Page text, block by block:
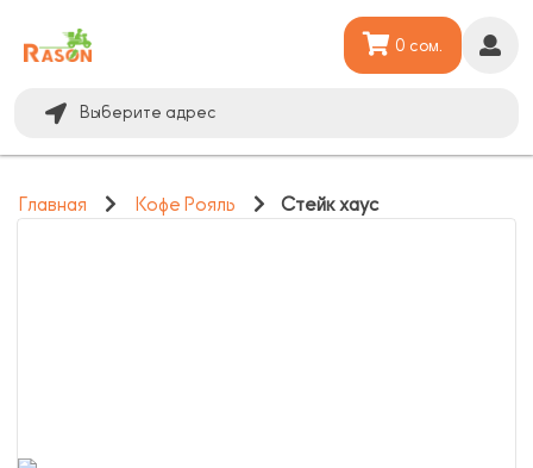
Выберите адрес
0 сом.
Главная Кофе Рояль Стейк хаус